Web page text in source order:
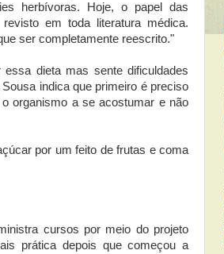
herbívoras. Hoje, o papel das
em toda literatura médica.
ser completamente reescrito."
dieta mas sente dificuldades
indica que primeiro é preciso
organismo a se acostumar e não
por um feito de frutas e coma
cursos por meio do projeto
prática depois que começou a